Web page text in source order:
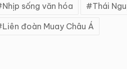
Nhịp sống văn hóa Thái
Liên đoàn Muay Châu Á